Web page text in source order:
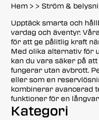
Hem >>Ström &
Upptäck smarta och
vardag och äventyr.
för att ge pålitlig kraft
Med olika alternativ för
kan du vara säker på
fungerar utan avbrott.
eller som en
kombinerar avancerad
funktioner för en
Kategori